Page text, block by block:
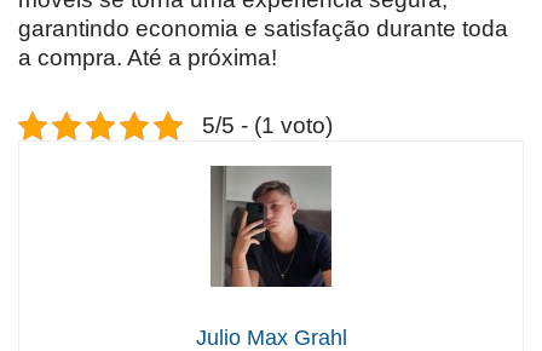
garantindo economia e satisfação durante toda
a compra. Até a próxima!
5/5 - (1 voto)
Julio Max Grahl